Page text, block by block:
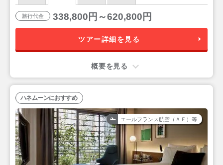
旅行代金 338,800円～620,800円
ツアー詳細を見る
概要を見る
エールフランス航空（ＡＦ）等
ハネムーンにおすすめ